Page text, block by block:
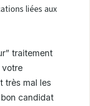
liées aux
traitement
votre
très mal les
candidat